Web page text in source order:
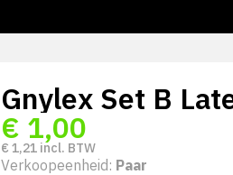
Gnylex Set B
€ 1,00
€ 1,21 incl. BTW
Verkoopeenheid: Paar